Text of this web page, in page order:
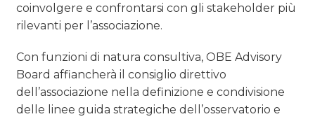
coinvolgere e confrontarsi con gli stakeholder più
rilevanti per l’associazione.
Con funzioni di natura consultiva, OBE Advisory
Board affiancherà il consiglio direttivo
dell’associazione nella definizione e condivisione
delle linee guida strategiche dell’osservatorio e